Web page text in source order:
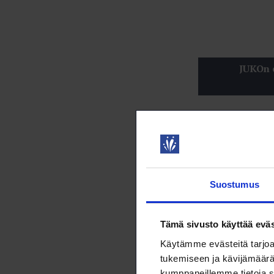
Suostumus
Tämä sivusto käyttää
Käytämme evästeitä
tukemiseen ja